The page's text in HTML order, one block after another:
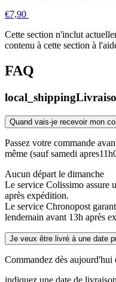
€7,90
Cette section n'inclut
contenu à cette section à
FAQ
local_shipping
Quand vais-je recevoir mon
Passez votre commande
même (sauf samedi
Aucun départ le dimanche
Le service Colissimo assure
après expédition.
Le service Chronopost
lendemain avant 13h après
Je veux être livré à une date
Commandez dès aujourd'hui
indiquez une date de